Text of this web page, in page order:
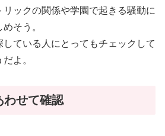
ックの関係や学園で起きる騒動に
そう。
ている人にとってもチェックして
よ。
わせて確認